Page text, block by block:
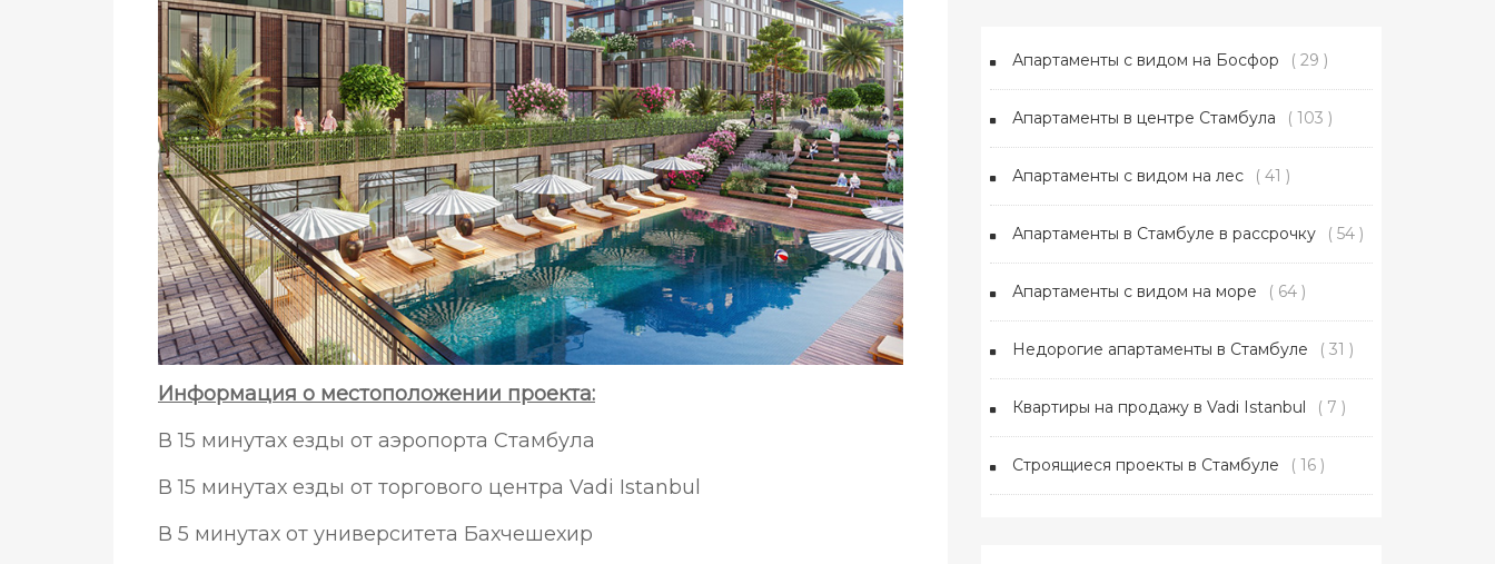
Информация о местоположении проекта:
В 15 минутах езды от аэропорта Стамбула
В 15 минутах езды от торгового центра Vadi Istanbul
В 5 минутах от университета Бахчешехир
Апартаменты с видом на Босфор ( 29 )
Апартаменты в центре Стамбула ( 103 )
Апартаменты с видом на лес ( 41 )
Апартаменты в Стамбуле в рассрочку ( 54 )
Апартаменты с видом на море ( 64 )
Недорогие апартаменты в Стамбуле ( 31 )
Квартиры на продажу в Vadi Istanbul ( 7 )
Строящиеся проекты в Стамбуле ( 16 )